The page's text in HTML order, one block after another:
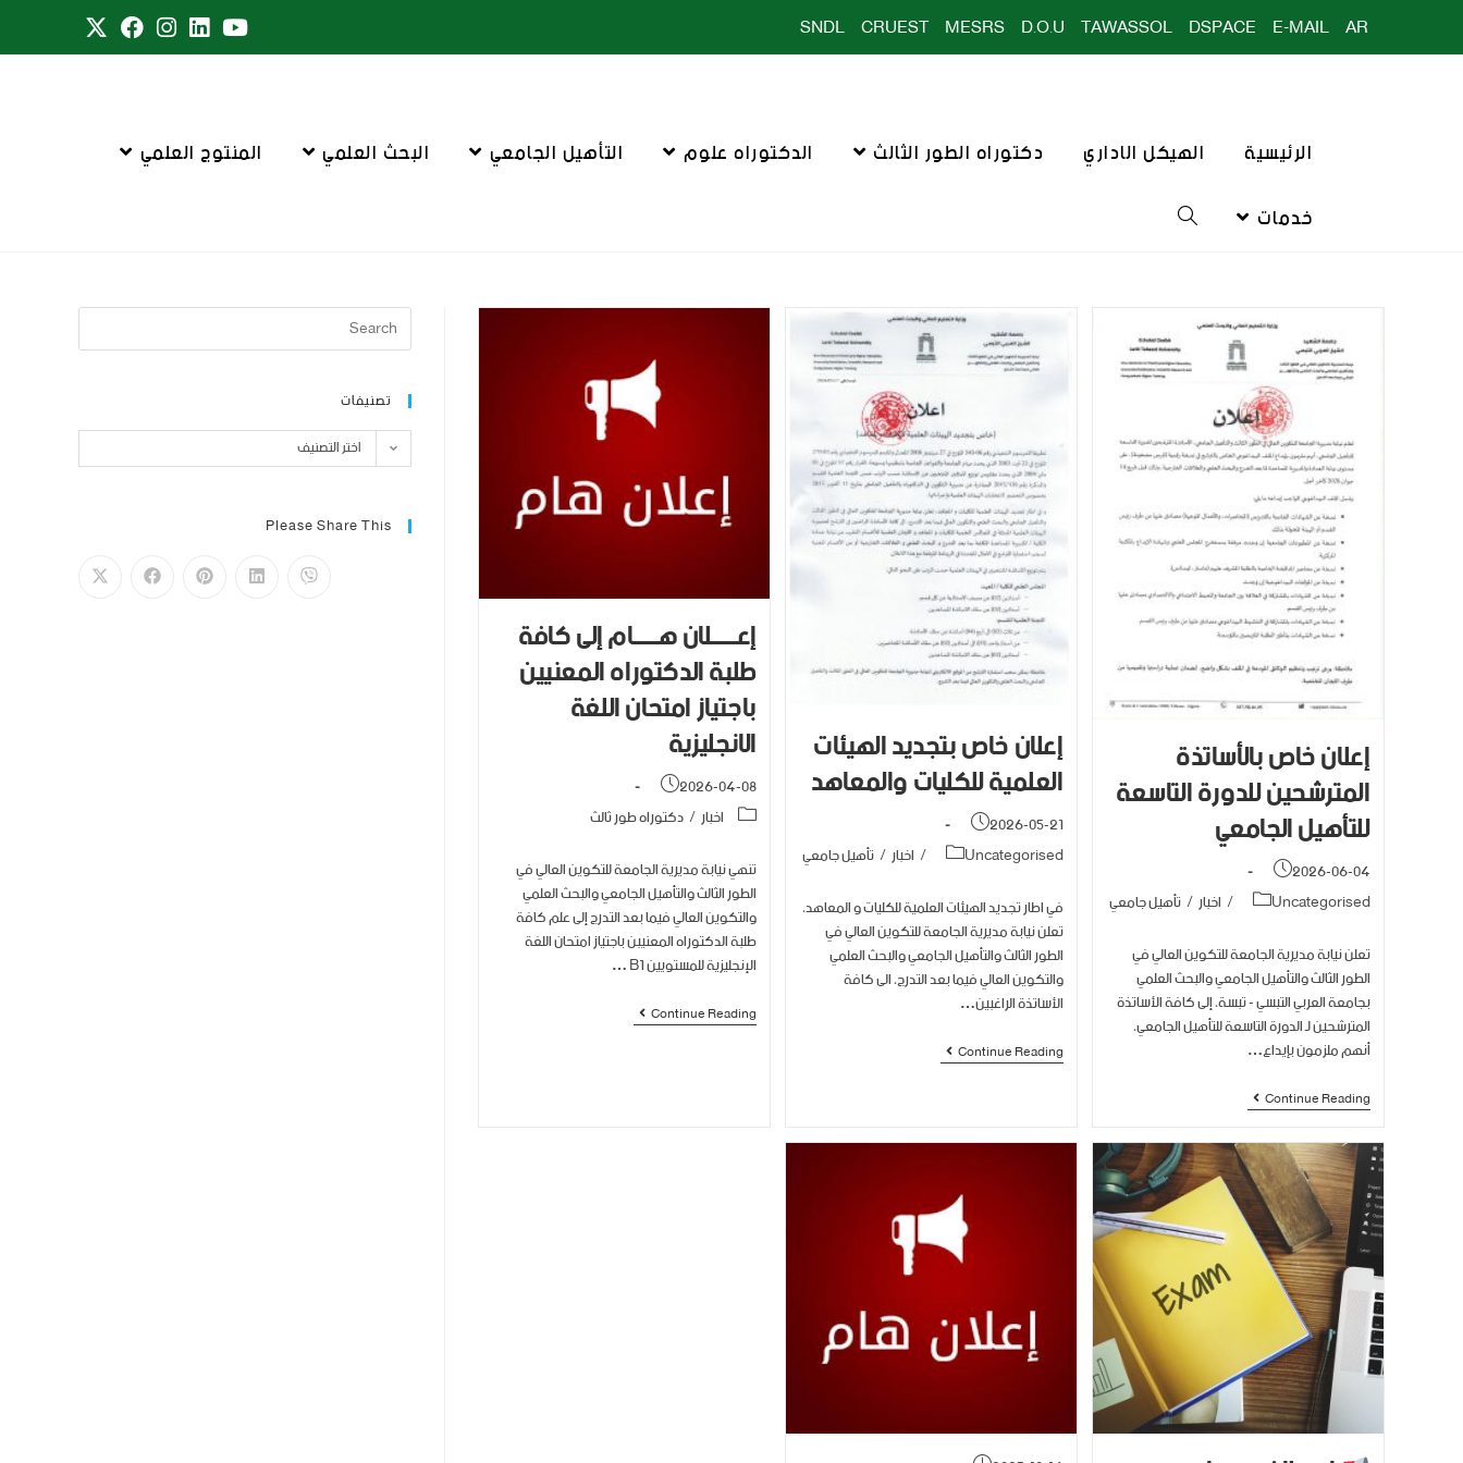
AR
E-MAIL
DSPACE
TAWASSOL
D.O.U
MESRS
CRUEST
SNDL
الرئيسية الهيكل الاداري دكتوراه الطور الثالث الدكتوراه علوم التأهيل الجامعي البحث العلمي
المنتوج العلمي
خدمات
إعلان خاص بالأساتذة
المترشحين للدورة التاسعة
للتأهيل الجامعي
2026-06-04
Uncategorised
/ اخبار/تأهيل جامعي
تعلن نيابة مديرية الجامعة للتكوين العالي في
الطور الثالث والتأهيل الجامعي والبحث العلمي
بجامعة العربي التبسي - تبسة، إلى كافة الأساتذة
المترشحين لـ الدورة التاسعة للتأهيل الجامعي،
أنهم ملزمون بإيداع…
Continue Reading
إعلان خاص بتجديد الهيئات
العلمية للكليات والمعاهد
2026-05-21
Uncategorised
/ اخبار/تأهيل جامعي
في اطار تجديد الهيئات العلمية للكليات و المعاهد،
تعلن نيابة مديرية الجامعة للتكوين العالي في
الطور الثالث والتأهيل الجامعي والبحث العلمي
والتكوين العالي فيما بعد التدرج، الى كافة
الأساتذة الراغبين…
Continue Reading
إعـــــلان هـــــام إلى كافة
طلبة الدكتوراه المعنيين
باجتياز امتحان اللغة
الانجليزية
2026-04-08
اخبار/دكتوراه طور ثالث
تنهي نيابة مديرية الجامعة للتكوين العالي في
الطور الثالث والتأهيل الجامعي والبحث العلمي
والتكوين العالي فيما بعد التدرج إلى علم كافة
طلبة الدكتوراه المعنيبن باجتياز امتحان اللغة
الإنجليزية للمستويين B1 …
Continue Reading
تصنيفات
اختر التصنيف
Please Share This